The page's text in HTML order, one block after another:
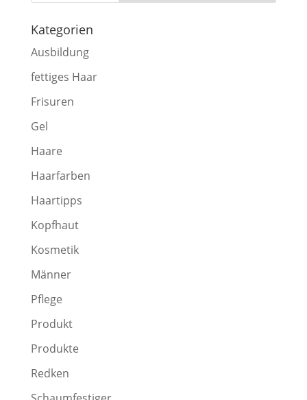
Kategorien
Ausbildung
fettiges Haar
Frisuren
Gel
Haare
Haarfarben
Haartipps
Kopfhaut
Kosmetik
Männer
Pflege
Produkt
Produkte
Redken